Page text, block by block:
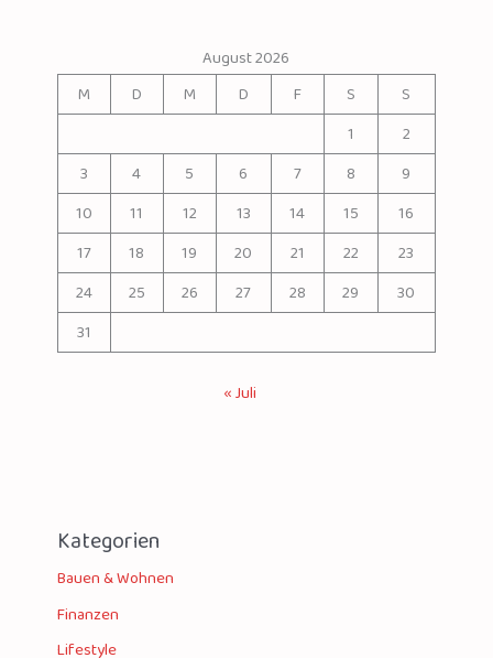
August 2026
M
D M D F S
S
1
2
3
4 5 6 7 8
9
10
11 12 13 14 15
16
17
18 19 20 21 22
23
24
25 26 27 28 29
30
31
« Juli
Kategorien
Bauen & Wohnen
Finanzen
Lifestyle